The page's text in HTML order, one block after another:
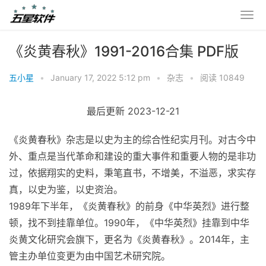
《炎黄春秋》1991-2016合集 PDF版
五小星 • January 17, 2022 5:12 pm • 杂志 • 阅读 10849
最后更新 2023-12-21
《炎黄春秋》杂志是以史为主的综合性纪实月刊。对古今中
外、重点是当代革命和建设的重大事件和重要人物的是非功
过，依据翔实的史料，秉笔直书，不增美，不溢恶，求实存
真，以史为鉴，以史资治。
1989年下半年，《炎黄春秋》的前身《中华英烈》进行整
顿，找不到挂靠单位。1990年，《中华英烈》挂靠到中华
炎黄文化研究会旗下，更名为《炎黄春秋》。2014年，主
管主办单位变更为由中国艺术研究院。